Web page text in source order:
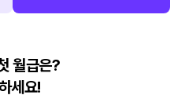
월급은?
세요!